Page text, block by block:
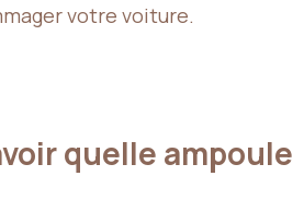
votre voiture.
quelle ampoule